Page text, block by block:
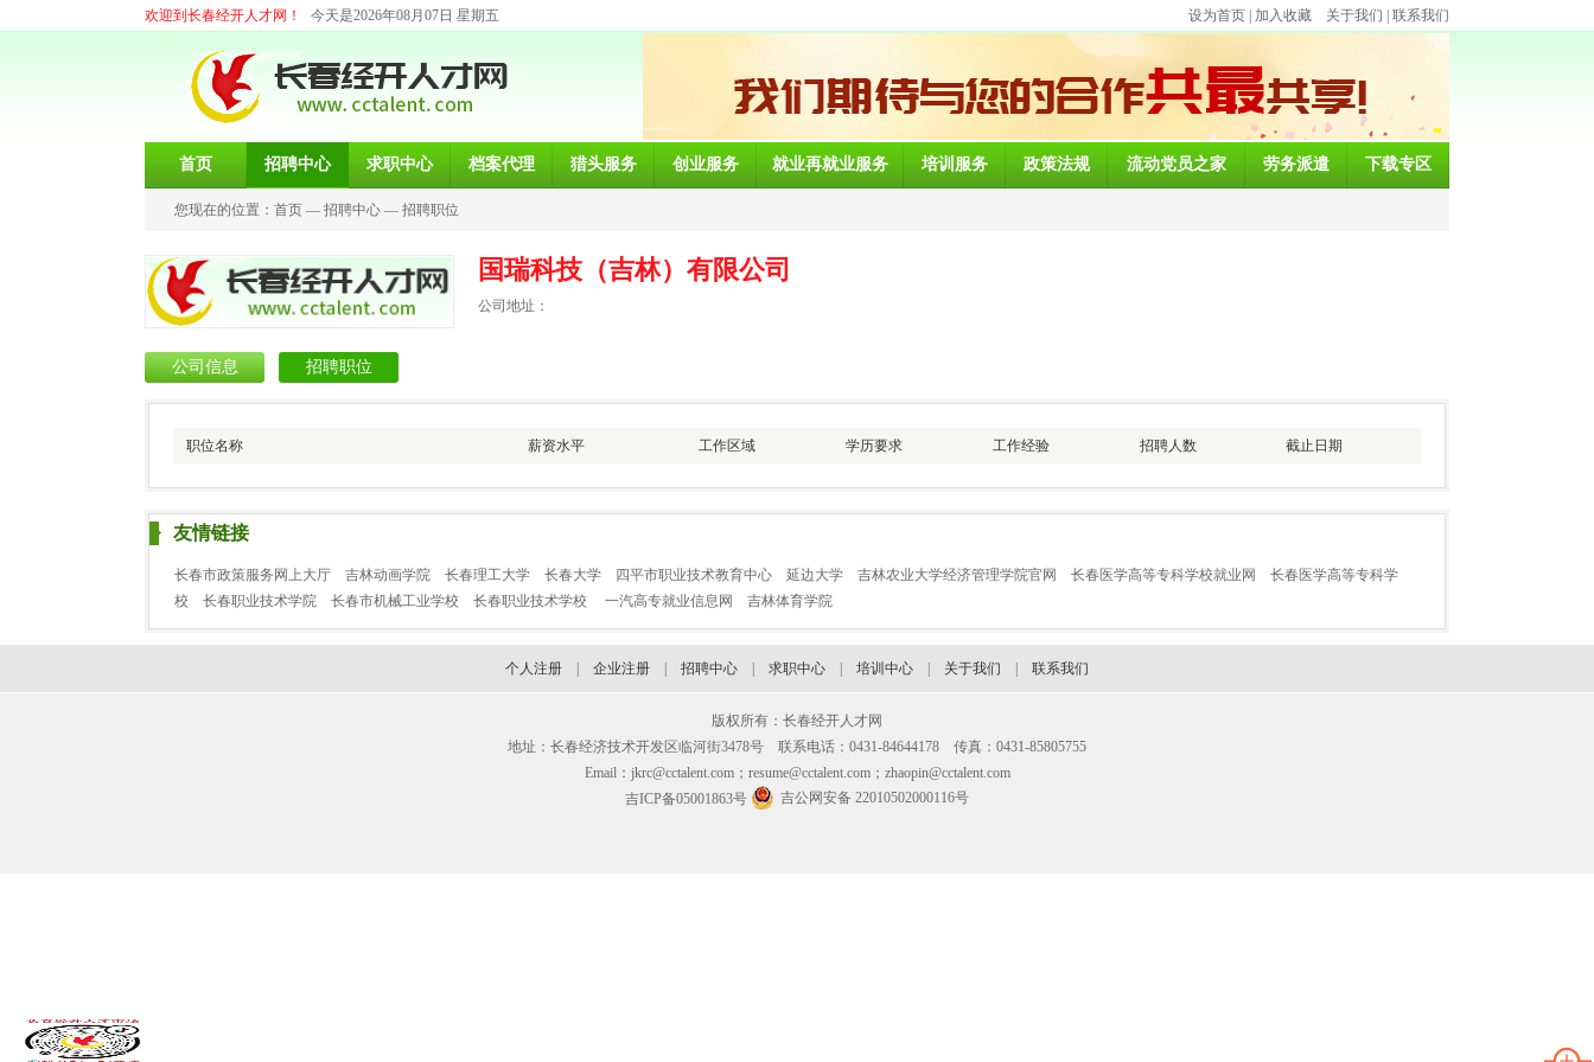
欢迎到长春经开人才网！ 今天是2026年08月07日 星期五 设为首页 加入收藏 关于我们 联系我们
首页 招聘中心 求职中心 档案代理 猎头服务 创业服务 就业再就业服务 培训服务 政策法规 流动党员之家 劳务派遣 下载专区
您现在的位置： 首页 — 招聘中心 — 招聘职位
国瑞科技（吉林）有限公司
公司地址：
公司信息 招聘职位
职位名称 薪资水平 工作区域 学历要求 工作经验 招聘人数 截止日期
友情链接
长春市政策服务网上大厅 吉林动画学院 长春理工大学 长春大学 四平市职业技术教育中心 延边大学 吉林农业大学经济管理学院官网 长春医学高等专科学校就业网
长春医学高等专科学
校
长春职业技术学院 长春市机械工业学校 长春职业技术学校 一汽高专就业信息网 吉林体育学院
个人注册 企业注册 招聘中心 求职中心 培训中心 关于我们 联系我们
版权所有：长春经开人才网
地址：长春经济技术开发区临河街3478号 联系电话：0431-84644178 传真：0431-85805755
Email：jkrc@cctalent.com；resume@cctalent.com；zhaopin@cctalent.com
吉ICP备05001863号
吉公网安备 22010502000116号